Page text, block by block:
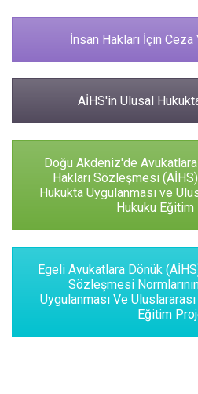
İnsan Hakları İçin Ceza
AİHS'in Ulusal
Doğu Akdeniz'de
Hakları Sözleşmesi
Hukukta Uygulanması ve
Hukuku
Egeli Avukatlara Dönük
Sözleşmesi
Uygulanması Ve
Eğitim